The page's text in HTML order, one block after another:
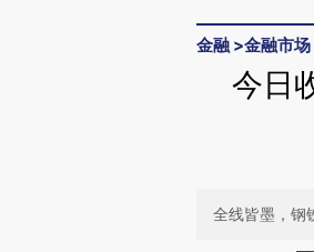
金融 >金融市场
今日
全线皆墨，钢